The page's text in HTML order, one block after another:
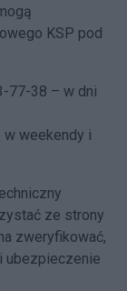
KSP pod
77-38 – w dni
weekendy i
ze strony
zweryfikować,
ubezpieczenie